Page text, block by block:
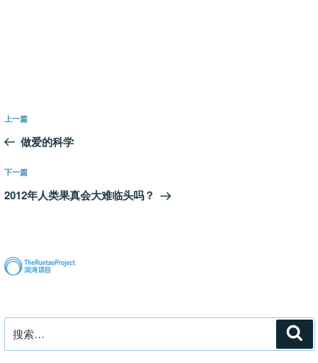
文
导
航
上
一
文
章
上一篇
做爱的科学
下
一
下一篇
2012年人类果真会大难临头吗？
索：